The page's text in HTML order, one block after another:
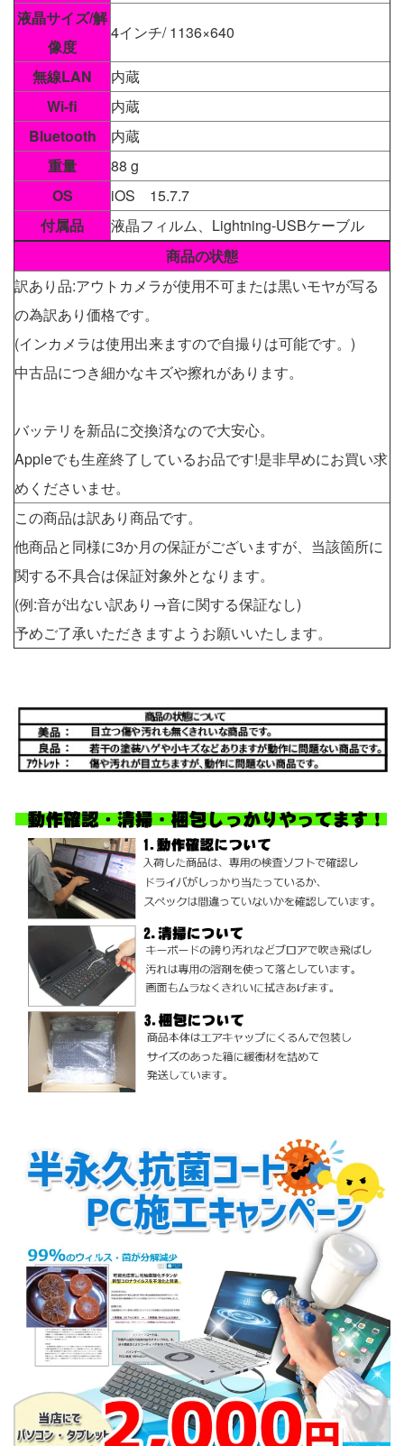
液晶サイズ/解
像度
4インチ/ 1136×640
無線LAN
内蔵
Wi-fi
内蔵
Bluetooth
内蔵
重量
88 g
OS
iOS 15.7.7
付属品
液晶フィルム、Lightning-USBケーブル
商品の状態
訳あり品:アウトカメラが使用不可または黒いモヤが写る
の為訳あり価格です。
(インカメラは使用出来ますので自撮りは可能です。)
中古品につき細かなキズや擦れがあります。
バッテリを新品に交換済なので大安心。
Appleでも生産終了しているお品です!是非早めにお買い求
めくださいませ。
この商品は訳あり商品です。
他商品と同様に3か月の保証がございますが、当該箇所に
関する不具合は保証対象外となります。
(例:音が出ない訳あり→音に関する保証なし)
予めご了承いただきますようお願いいたします。